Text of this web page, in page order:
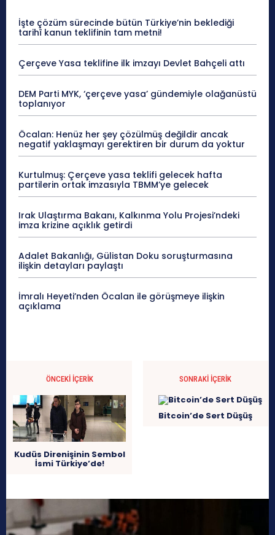
İşte çözüm sürecinde bütün Türkiye’nin beklediği
tarihî kanun teklifinin tam metni!
Çerçeve Yasa teklifine ilk imzayı Devlet Bahçeli attı
DEM Parti MYK, ‘çerçeve yasa’ gündemiyle olağanüstü
toplanıyor
Öcalan: Henüz her şey çözülmüş değildir ancak
negatif yaklaşmayı gerektiren bir durum da yoktur
Kurtulmuş: Çerçeve yasa teklifi gelecek hafta
partilerin ortak imzasıyla TBMM’ye gelecek
Irak Ulaştırma Bakanı, Kalkınma Yolu Projesi’ndeki
imza krizine açıklık getirdi
Adalet Bakanlığı, Gülistan Doku soruşturmasına
ilişkin detayları paylaştı
İmralı Heyeti’nden Öcalan ile görüşmeye ilişkin
açıklama
ÖNCEKI İÇERIK
Kudüs Direnişinin Sembol
İsmi Türkiye’de!
SONRAKI İÇERIK
Bitcoin’de Sert Düşüş